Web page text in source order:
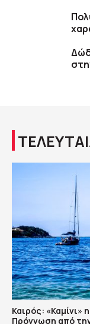
Καιρός: «Καμίνι»
Πρόγνωση από